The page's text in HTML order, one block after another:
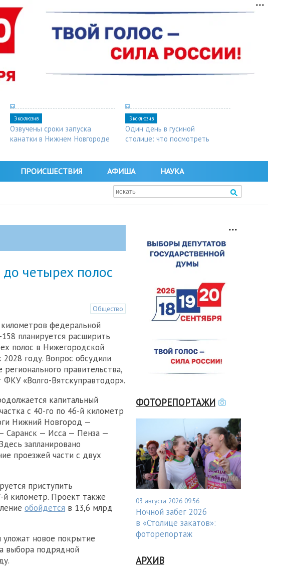
Эксклюзив
Озвучены сроки запуска
канатки в Нижнем Новгороде
Эксклюзив
Один день в гусиной
столице: что посмотреть
ПРОИСШЕСТВИЯ АФИША НАУКА
четырех полос
Общество
федеральной
планируется расширить
полос в Нижегородской
2028 году. Вопрос обсудили
регионального правительства,
ФКУ «Волго-Вятскуправтодор».
капитальный
с 40-го по 46-й километр
Нижний Новгород —
Саранск — Исса — Пенза —
запланировано
проезжей части с двух
приступить
й километр. Проект также
обойдется в 13,6 млрд
новое покрытие
выбора подрядной
ФОТОРЕПОРТАЖИ
03 августа 2026 09:56
Ночной забег 2026
в «Столице закатов»:
фоторепортаж
АРХИВ